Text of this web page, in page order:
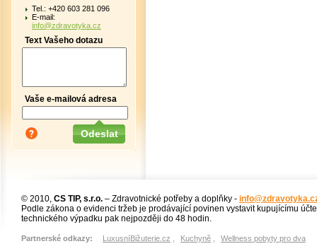
Tel.: +420 603 281 096
E-mail:
info@zdravotyka.cz
Text Vašeho dotazu
Vaše e-mailová adresa
© 2010, CS TIP, s.r.o. – Zdravotnické potřeby a doplňky -
Podle zákona o evidenci tržeb je prodávající povinen vystavit kupujícímu
technického výpadku pak nejpozději do 48 hodin.
Partnerské odkazy: LuxusníBižuterie.cz Kuchyně Wellness pobyty pro dva